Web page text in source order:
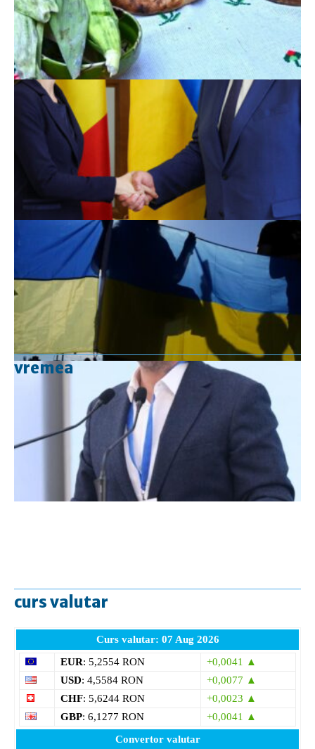
vremea
curs valutar
Curs valutar: 07 Aug 2026
EUR: 5,2554 RON
+0,0041 ▲
USD: 4,5584 RON
+0,0077 ▲
CHF: 5,6244 RON
+0,0023 ▲
GBP: 6,1277 RON
+0,0041 ▲
Convertor valutar